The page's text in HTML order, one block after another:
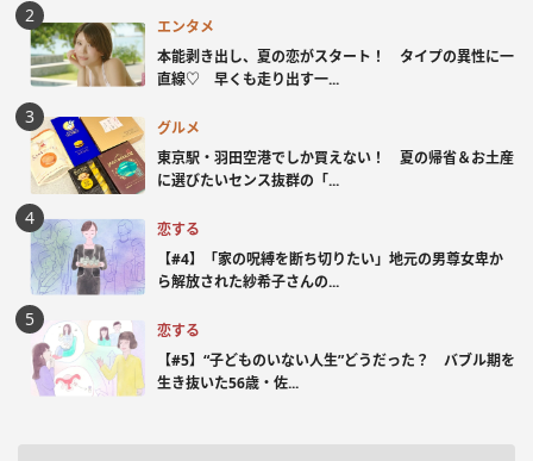
エンタメ
本能剥き出し、夏の恋がスタート！ タイプの異性に一
直線♡ 早くも走り出す一...
グルメ
東京駅・羽田空港でしか買えない！ 夏の帰省＆お土産
に選びたいセンス抜群の「...
恋する
【#4】「家の呪縛を断ち切りたい」地元の男尊女卑か
ら解放された紗希子さんの...
恋する
【#5】“子どものいない人生”どうだった？ バブル期を
生き抜いた56歳・佐...